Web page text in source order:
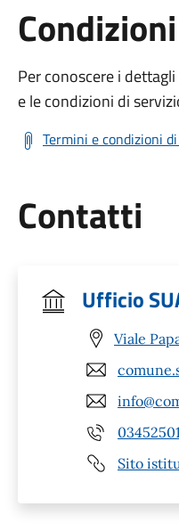
Per conoscere i
e le condizioni di
Termini e condizioni
Contatti
Ufficio
Viale
Sito